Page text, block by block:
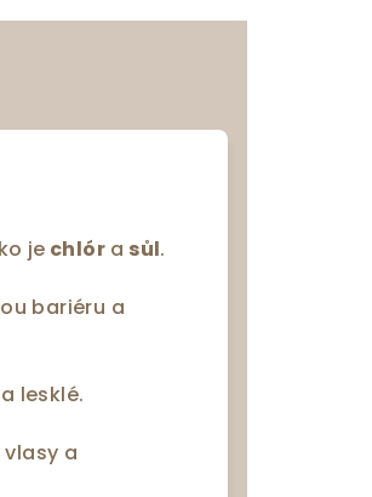
je chlór a sůl.
bariéru a
lesklé.
a